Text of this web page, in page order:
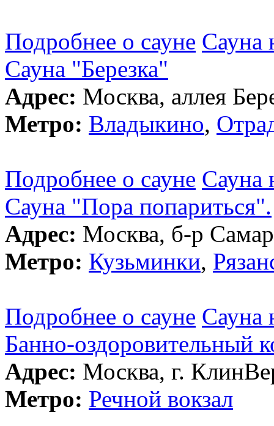
Подробнее о сауне Сауна
Сауна "Березка"
Адрес: Москва, аллея
Метро: Владыкино,
Подробнее о сауне Сауна
Сауна "Пора попариться".
Адрес: Москва, б-р
Метро: Кузьминки,
Подробнее о сауне Сауна
Банно-оздоровительный
Адрес: Москва, г.
Метро: Речной вокзал